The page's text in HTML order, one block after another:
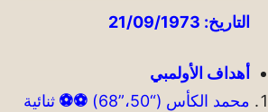
التاريخ: 21/09/1973
أهداف الأولمبي
محمد الكأس (“50،”68)
⚽
⚽ ثنائية